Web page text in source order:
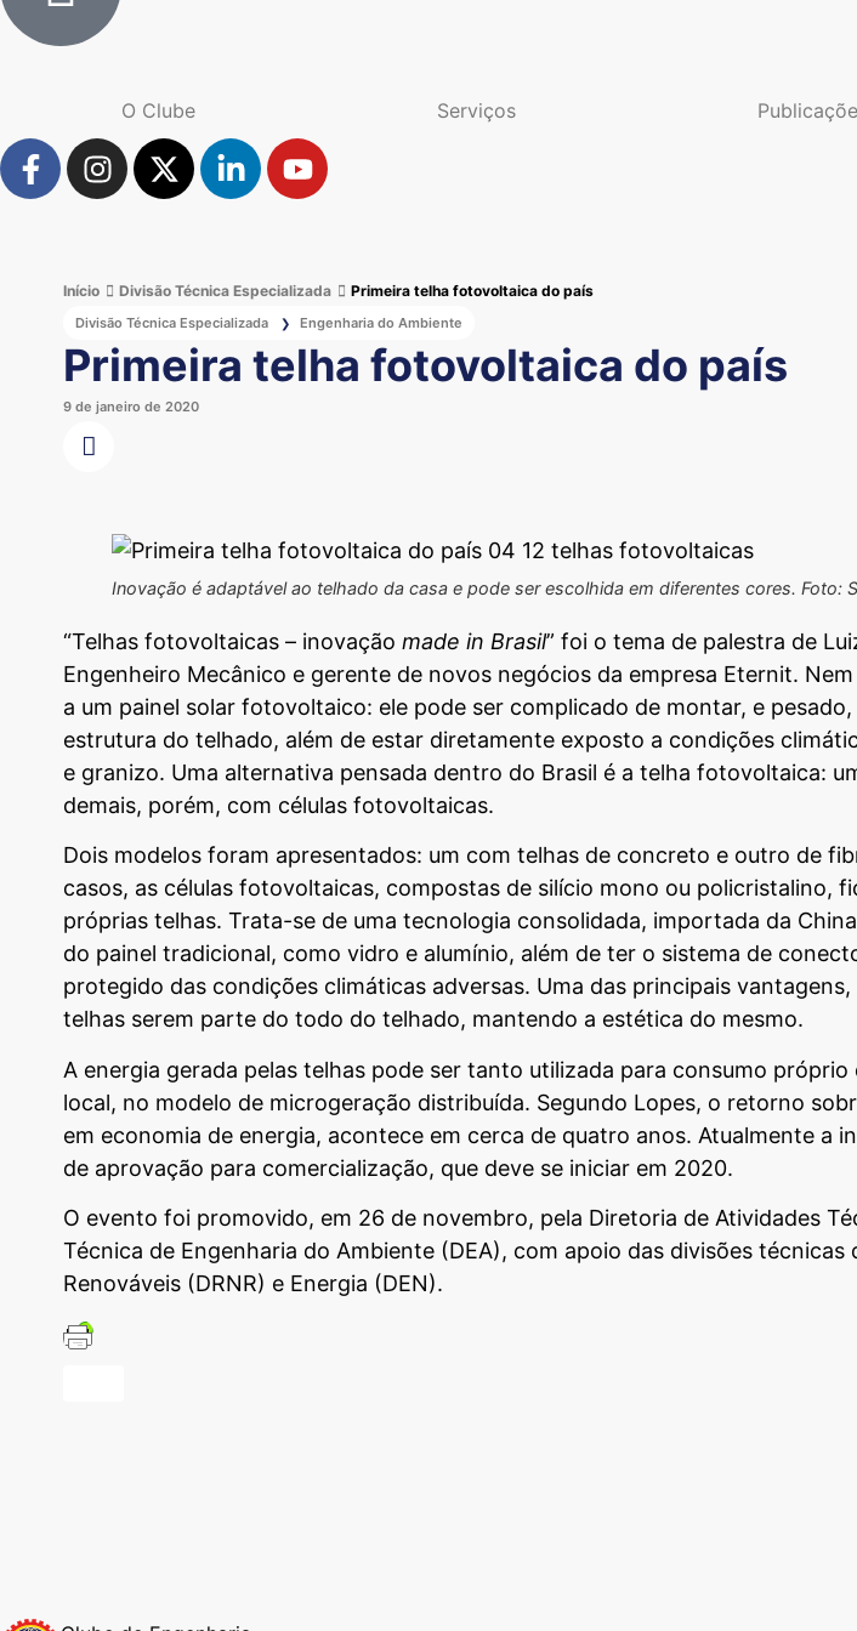
O Clube Serviços
Início Divisão Técnica Especializada Primeira telha fotovoltaica do país
Divisão Técnica Especializada ❯ Engenharia do Ambiente
Primeira telha fotovoltaica do país
9 de janeiro de 2020
Inovação é adaptável ao telhado da casa e pode ser escolhida em diferentes cores. Foto:
“Telhas fotovoltaicas – inovação made in Brasil” foi o tema de palestra de
Engenheiro Mecânico e gerente de novos negócios da empresa Eternit.
a um painel solar fotovoltaico: ele pode ser complicado de montar, e
estrutura do telhado, além de estar diretamente exposto a condições
e granizo. Uma alternativa pensada dentro do Brasil é a telha fotovoltaica:
demais, porém, com células fotovoltaicas.
Dois modelos foram apresentados: um com telhas de concreto e outro de
casos, as células fotovoltaicas, compostas de silício mono ou policristalino,
próprias telhas. Trata-se de uma tecnologia consolidada, importada da
do painel tradicional, como vidro e alumínio, além de ter o sistema de
protegido das condições climáticas adversas. Uma das principais
telhas serem parte do todo do telhado, mantendo a estética do mesmo.
A energia gerada pelas telhas pode ser tanto utilizada para consumo
local, no modelo de microgeração distribuída. Segundo Lopes, o retorno
em economia de energia, acontece em cerca de quatro anos. Atualmente a
de aprovação para comercialização, que deve se iniciar em 2020.
O evento foi promovido, em 26 de novembro, pela Diretoria de Atividades
Técnica de Engenharia do Ambiente (DEA), com apoio das divisões técnicas
Renováveis (DRNR) e Energia (DEN).